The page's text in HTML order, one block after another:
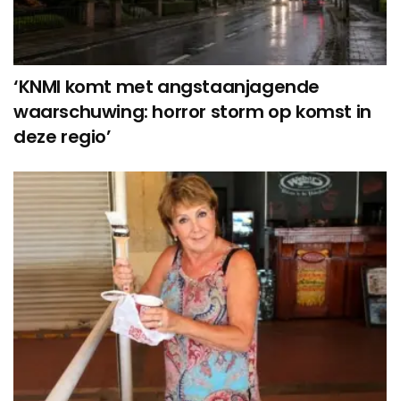
‘KNMI komt met angstaanjagende
waarschuwing: horror storm op komst in
deze regio’